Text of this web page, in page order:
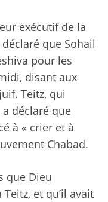
exécutif de la
que Sohail
pour les
disant aux
Teitz, qui
a déclaré que
à « crier et à
Chabad.
que Dieu
et qu’il avait